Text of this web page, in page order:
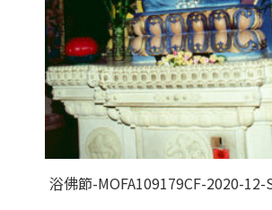
浴佛節-MOFA109179CF-2020-12-